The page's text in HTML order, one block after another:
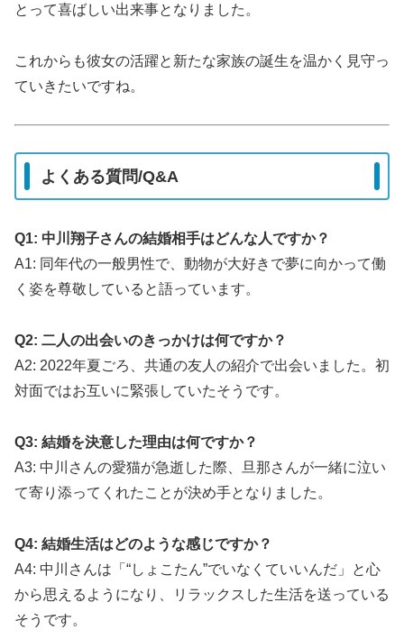
とって喜ばしい出来事となりました。
これからも彼女の活躍と新たな家族の誕生を温かく見守っ
ていきたいですね。
よくある質問/Q&A
Q1: 中川翔子さんの結婚相手はどんな人ですか？
A1: 同年代の一般男性で、動物が大好きで夢に向かって働
く姿を尊敬していると語っています。
Q2: 二人の出会いのきっかけは何ですか？
A2: 2022年夏ごろ、共通の友人の紹介で出会いました。 初
対面ではお互いに緊張していたそうです。
Q3: 結婚を決意した理由は何ですか？
A3: 中川さんの愛猫が急逝した際、旦那さんが一緒に泣い
て寄り添ってくれたことが決め手となりました。
Q4: 結婚生活はどのような感じですか？
A4: 中川さんは「“しょこたん”でいなくていいんだ」と心
から思えるようになり、リラックスした生活を送っている
そうです。